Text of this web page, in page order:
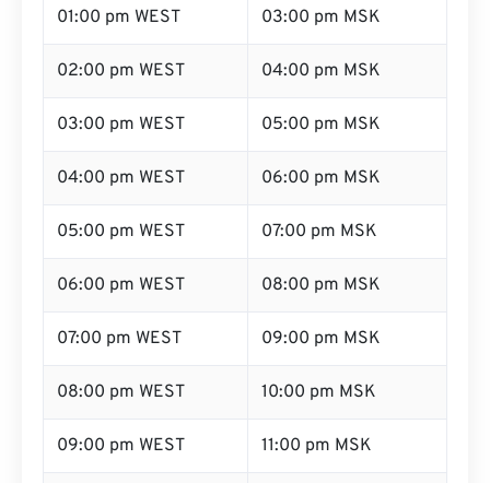
01:00 pm WEST 03:00 pm MSK
02:00 pm WEST 04:00 pm MSK
03:00 pm WEST 05:00 pm MSK
04:00 pm WEST 06:00 pm MSK
05:00 pm WEST 07:00 pm MSK
06:00 pm WEST 08:00 pm MSK
07:00 pm WEST 09:00 pm MSK
08:00 pm WEST 10:00 pm MSK
09:00 pm WEST 11:00 pm MSK